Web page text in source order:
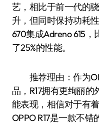
艺，相比于前一代的
升，但同时保持功耗
670集成Adreno 615，
了25%的性能。
推荐理由：作为
品，R17拥有更绚丽
能表现，相信对于有
OPPO R17是一款不错